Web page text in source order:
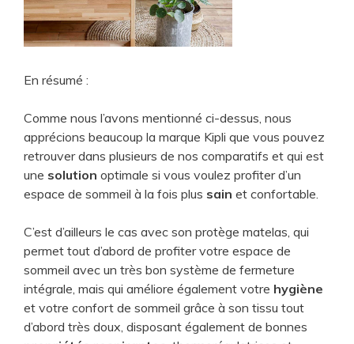
En résumé :
Comme nous l’avons mentionné ci-dessus, nous
apprécions beaucoup la marque Kipli que vous pouvez
retrouver dans plusieurs de nos comparatifs et qui est
une solution optimale si vous voulez profiter d’un
espace de sommeil à la fois plus sain et confortable.
C’est d’ailleurs le cas avec son protège matelas, qui
permet tout d’abord de profiter votre espace de
sommeil avec un très bon système de fermeture
intégrale, mais qui améliore également votre hygiène
et votre confort de sommeil grâce à son tissu tout
d’abord très doux, disposant également de bonnes